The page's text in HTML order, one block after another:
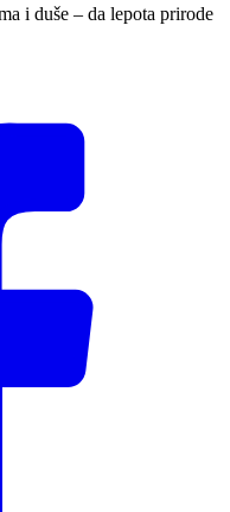
i duše – da lepota prirode